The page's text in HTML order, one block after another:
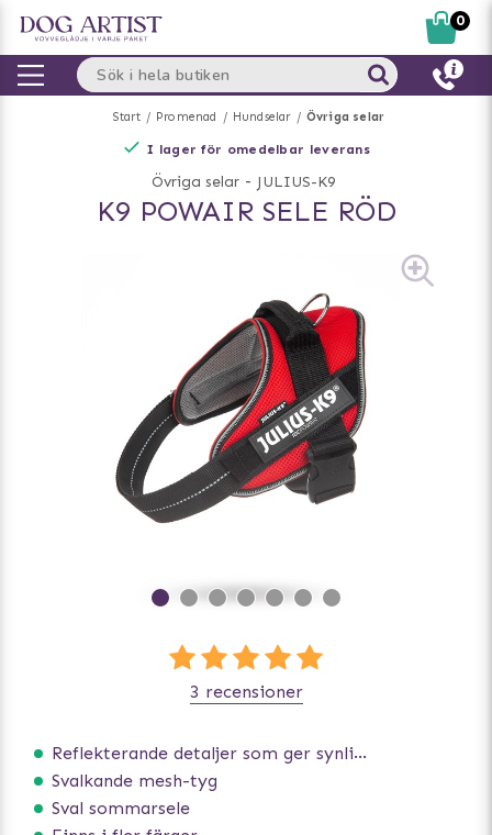
Start Promenad Hundselar Övriga selar
I lager för omedelbar leverans
Övriga selar - JULIUS-K9
K9 POWAIR SELE RÖD
Reflekterande detaljer som ger synlighet i svagt ljus
Svalkande mesh-tyg
Sval sommarsele
3 recensioner
0